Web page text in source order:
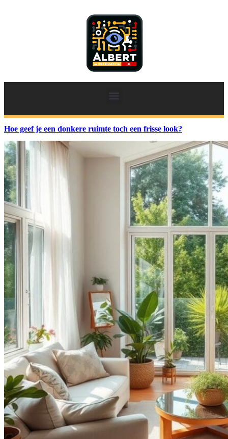
Hoe geef je een donkere ruimte toch een frisse look?